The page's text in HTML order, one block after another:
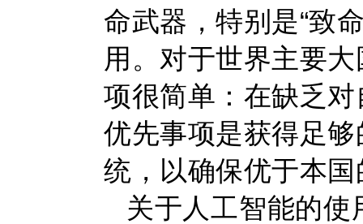
命武器，特别是“致
用。对于世界主要
项很简单：在缺乏
优先事项是获得足
统，以确保优于本
关于人工智能的